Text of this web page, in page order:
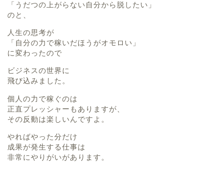
「うだつの上がらない自分から脱したい」
のと、
人生の思考が
「自分の力で稼いだほうがオモロい」
に変わったので
ビジネスの世界に
飛び込みました。
個人の力で稼ぐのは
正直プレッシャーもありますが、
その反動は楽しいんですよ。
やればやった分だけ
成果が発生する仕事は
非常にやりがいがあります。